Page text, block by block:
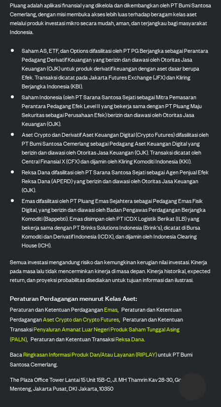
Pluang adalah aplikasi finansial yang dikelola dan dikembangkan oleh PT Bumi Santosa
Cemerlang, dengan misi membuka akses lebih luas terhadap beragam kelas aset
melalui produk investasi mikro secara mudah, aman, dan terjangkau bagi masyarakat
Indonesia.
Saham AS, ETF, dan Options difasilitasi oleh PT PG Berjangka sebagai Perantara
Pedagang Derivatif Keuangan yang berizin dan diawasi oleh Otoritas Jasa
Keuangan (OJK) untuk produk derivatif keuangan dengan aset dasar berupa
Efek. Transaksi dicatat pada Jakarta Futures Exchange (JFX) dan Kliring
Berjangka Indonesia (KBI).
Saham Indonesia (oleh PT Sarana Santosa Sejati sebagai Mitra Pemasaran
Perantara Pedagang Efek Level II yang bekerja sama dengan PT Pluang Maju
Sekuritas sebagai Perusahaan Efek) berizin dan diawasi oleh Otoritas Jasa
Keuangan (OJK).
Aset Crypto dan Derivatif Aset Keuangan Digital (Crypto Futures) difasilitasi oleh
PT Bumi Santosa Cemerlang sebagai Pedagang Aset Keuangan Digital yang
berizin dan diawasi oleh Otoritas Jasa Keuangan (OJK). Transaksi dicatat oleh
Central Finansial X (CFX) dan dijamin oleh Kliring Komoditi Indonesia (KKI).
Reksa Dana difasilitasi oleh PT Sarana Santosa Sejati sebagai Agen Penjual Efek
Reksa Dana (APERD) yang berizin dan diawasi oleh Otoritas Jasa Keuangan
(OJK).
Emas difasilitasi oleh PT Pluang Emas Sejahtera sebagai Pedagang Emas Fisik
Digital, yang berizin dan diawasi oleh Badan Pengawas Perdagangan Berjangka
Komoditi (Bappebti). Emas disimpan oleh PT ICDX Logistik Berikat (ILB) yang
bekerja sama dengan PT Brinks Solutions Indonesia (Brink's), dicatat di Bursa
Komoditi dan Derivatif Indonesia (ICDX), dan dijamin oleh Indonesia Clearing
House (ICH).
Semua investasi mengandung risiko dan kemungkinan kerugian nilai investasi. Kinerja
pada masa lalu tidak mencerminkan kinerja di masa depan. Kinerja historikal, expected
return, dan proyeksi probabilitas disediakan untuk tujuan informasi dan ilustrasi.
Peraturan Perdagangan menurut Kelas Aset:
Peraturan dan Ketentuan PerdaganganEmas, Peraturan dan Ketentuan
PerdaganganAset Crypto dan Crypto Futures, Peraturan dan Ketentuan
TransaksiPenyaluran Amanat Luar Negeri Produk Saham Tunggal Asing
(PALN), Peraturan dan Ketentuan TransaksiReksa Dana.
BacaRingkasan Informasi Produk Dan/Atau Layanan (RIPLAY)untuk PT Bumi
Santosa Cemerlang.
The Plaza Office Tower Lantai 15 Unit 15B-C, Jl. MH Thamrin Kav 28-30, Gondangdia,
Menteng, Jakarta Pusat, DKI Jakarta, 10350